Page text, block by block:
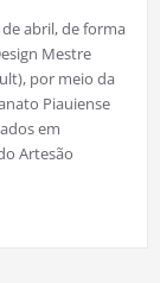
abril, de forma
Mestre
por meio da
Piauiense
em
Artesão